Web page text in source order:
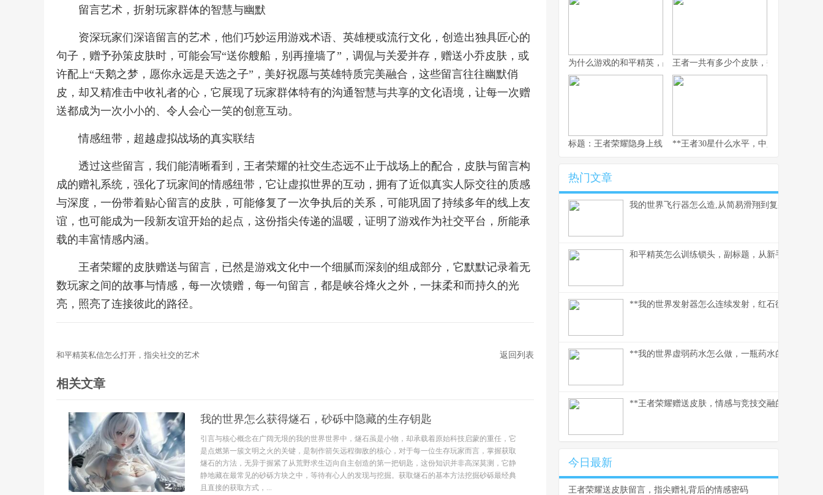
留言艺术，折射玩家群体的智慧与幽默
资深玩家们深谙留言的艺术，他们巧妙运用游戏术语、英雄梗或流行文化，创造出独具匠心的
句子，赠予孙策皮肤时，可能会写“送你艘船，别再撞墙了”，调侃与关爱并存，赠送小乔皮肤，或
许配上“天鹅之梦，愿你永远是天选之子”，美好祝愿与英雄特质完美融合，这些留言往往幽默俏
皮，却又精准击中收礼者的心，它展现了玩家群体特有的沟通智慧与共享的文化语境，让每一次赠
送都成为一次小小的、令人会心一笑的创意互动。
情感纽带，超越虚拟战场的真实联结
透过这些留言，我们能清晰看到，王者荣耀的社交生态远不止于战场上的配合，皮肤与留言构
成的赠礼系统，强化了玩家间的情感纽带，它让虚拟世界的互动，拥有了近似真实人际交往的质感
与深度，一份带着贴心留言的皮肤，可能修复了一次争执后的关系，可能巩固了持续多年的线上友
谊，也可能成为一段新友谊开始的起点，这份指尖传递的温暖，证明了游戏作为社交平台，所能承
载的丰富情感内涵。
王者荣耀的皮肤赠送与留言，已然是游戏文化中一个细腻而深刻的组成部分，它默默记录着无
数玩家之间的故事与情感，每一次馈赠，每一句留言，都是峡谷烽火之外，一抹柔和而持久的光
亮，照亮了连接彼此的路径。
和平精英私信怎么打开，指尖社交的艺术 返回列表
相关文章
我的世界怎么获得燧石，砂砾中隐藏的生存钥匙
引言与核心概念在广阔无垠的我的世界世界中，燧石虽是小物，却承载着原始科技启蒙的重任，它
是点燃第一簇文明之火的关键，是制作箭矢远程御敌的核心，对于每一位生存玩家而言，掌握获取
燧石的方法，无异于握紧了从荒野求生迈向自主创造的第一把钥匙，这份知识并非高深莫测，它静
静地藏在最常见的砂砾方块之中，等待有心人的发现与挖掘。获取燧石的基本方法挖掘砂砾最经典
且直接的获取方式，...
为什么游戏的和平精英，战术竞技浪潮中的独特答案
王者一共有多少个皮肤，数字背后的
标题：王者荣耀隐身上线，一个资深玩家的战略视野与心灵独白
**王者30星什么水平，中坚力量的荣耀
热门文章
我的世界飞行器怎么造,从简易滑翔到复杂引擎
和平精英怎么训练锁头，副标题，从新手到高手的
**我的世界发射器怎么连续发射，红石循环的奥妙
**我的世界虚弱药水怎么做，一瓶药水的救赎之
**王者荣耀赠送皮肤，情感与竞技交融的独特纽带
今日最新
王者荣耀送皮肤留言，指尖赠礼背后的情感密码